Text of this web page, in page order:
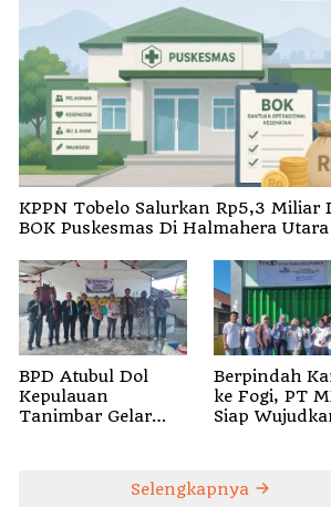
KPPN Tobelo Salurkan Rp5,3 Miliar
BOK Puskesmas Di Halmahera Utara
BPD Atubul Dol
Kepulauan
Tanimbar Gelar
Berpindah
ke Fogi, PT
Siap
Selengkapnya